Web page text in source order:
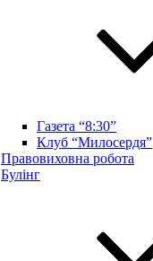
Газета “8:30”
Клуб “Милосердя”
Правовиховна робота
Булінг